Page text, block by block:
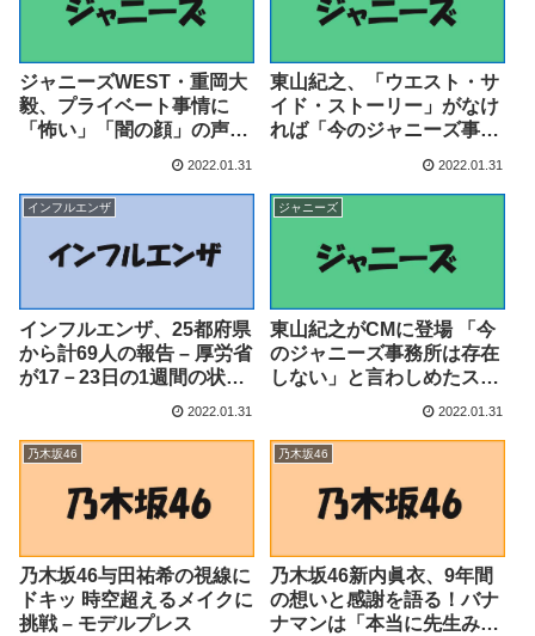
ジャニーズWEST・重岡大
毅、プライベート事情に
「怖い」「闇の顔」の声！
「私服姿は絶対NG」 – サ
イゾーウーマン
2022.01.31
東山紀之、「ウエスト・サ
イド・ストーリー」がなけ
れば「今のジャニーズ事務
2022.01.31
インフルエンザ
インフルエンザ、25都府県
から計69人の報告 – 厚労省
が17－23日の1週間の状況
公表（医療介護ＣＢニュー
Yahoo!ニュース
2022.01.31
ジャニーズ
東山紀之がCMに登場 「今
のジャニーズ事務所は存在
しない」と言わしめたスピ
ルバーグの最新作：中日新
2022.01.31
乃木坂46
乃木坂46与田祐希の視線に
ドキッ 時空超えるメイクに
挑戦 – モデルプレス
乃木坂46
乃木坂46新内眞衣、9年間
の想いと感謝を語る！バナ
ナマンは「本当に先生みた